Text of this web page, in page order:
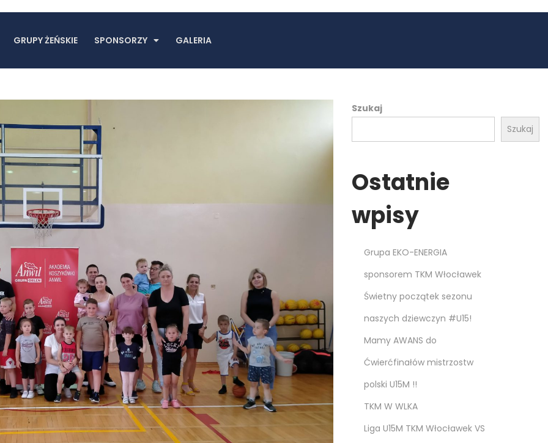
GRUPY ŻEŃSKIE SPONSORZY GALERIA
Szukaj
Szukaj
Ostatnie
wpisy
Grupa EKO-ENERGIA
sponsorem TKM Włocławek
Świetny początek sezonu
naszych dziewczyn #U15!
Mamy AWANS do
Ćwierćfinałów mistrzostw
polski U15M !!
TKM W WLKA
Liga U15M TKM Włocławek VS